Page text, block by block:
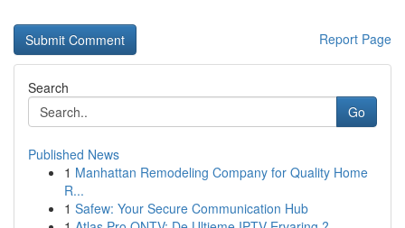
Report Page
Search
Go
Published News
1 Manhattan Remodeling Company for Quality Home
R...
1 Safew: Your Secure Communication Hub